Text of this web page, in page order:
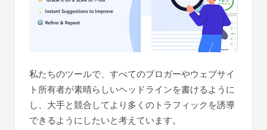
私たちのツールで、すべてのブロガーやウェブサイ
ト所有者が素晴らしいヘッドラインを書けるように
し、大手と競合してより多くのトラフィックを誘導
できるようにしたいと考えています。